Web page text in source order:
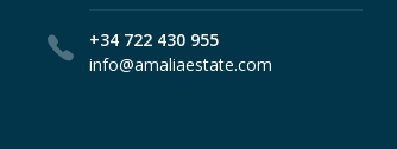
+34 722 430 955
info@amaliaestate.com